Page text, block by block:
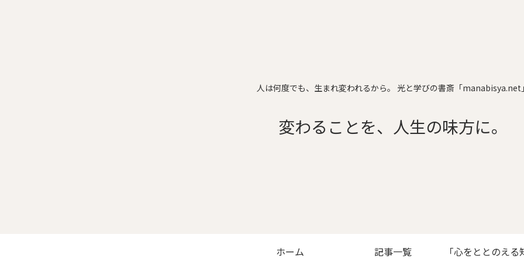
人は何度でも、生まれ変われるから。 光と学びの書斎「manabisya.net」
変わることを、人生の味方に。
ホーム 記事一覧 「心をととのえる